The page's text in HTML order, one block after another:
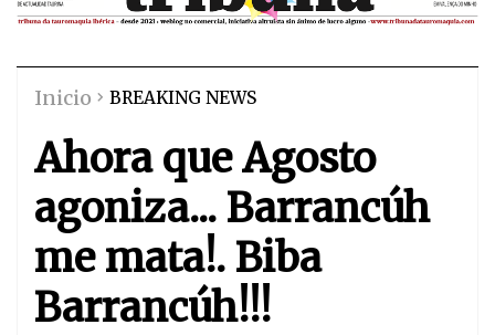
Inicio BREAKING NEWS
Ahora que Agosto
agoniza... Barrancúh
me mata!. Biba
Barrancúh!!!